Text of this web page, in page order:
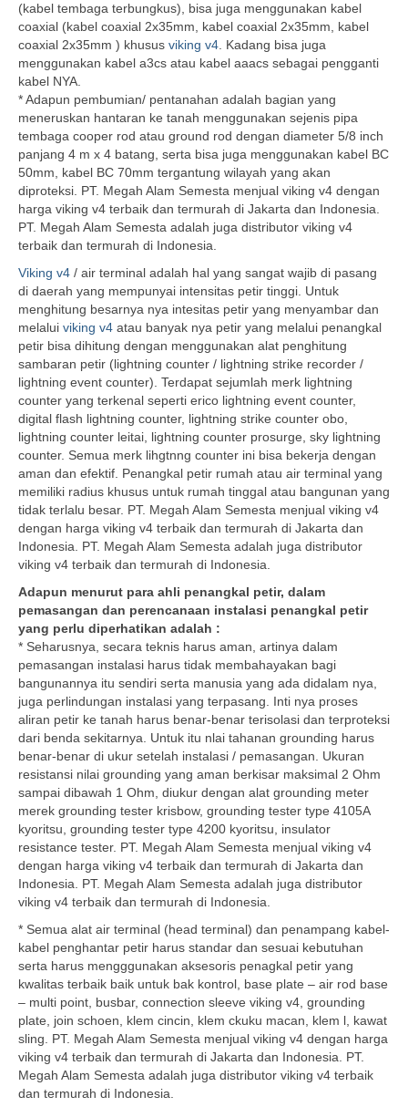
(kabel tembaga terbungkus), bisa juga menggunakan kabel
coaxial (kabel coaxial 2x35mm, kabel coaxial 2x35mm, kabel
coaxial 2x35mm ) khusus viking v4 . Kadang bisa juga
menggunakan kabel a3cs atau kabel aaacs sebagai pengganti
kabel NYA.
* Adapun pembumian/ pentanahan adalah bagian yang
meneruskan hantaran ke tanah menggunakan sejenis pipa
tembaga cooper rod atau ground rod dengan diameter 5/8 inch
panjang 4 m x 4 batang, serta bisa juga menggunakan kabel BC
50mm, kabel BC 70mm tergantung wilayah yang akan
diproteksi. PT. Megah Alam Semesta menjual viking v4 dengan
harga viking v4 terbaik dan termurah di Jakarta dan Indonesia.
PT. Megah Alam Semesta adalah juga distributor viking v4
terbaik dan termurah di Indonesia.
Viking v4 / air terminal adalah hal yang sangat wajib di pasang
di daerah yang mempunyai intensitas petir tinggi. Untuk
menghitung besarnya nya intesitas petir yang menyambar dan
melalui viking v4 atau banyak nya petir yang melalui penangkal
petir bisa dihitung dengan menggunakan alat penghitung
sambaran petir (lightning counter / lightning strike recorder /
lightning event counter). Terdapat sejumlah merk lightning
counter yang terkenal seperti erico lightning event counter,
digital flash lightning counter, lightning strike counter obo,
lightning counter leitai, lightning counter prosurge, sky lightning
counter. Semua merk lihgtnng counter ini bisa bekerja dengan
aman dan efektif. Penangkal petir rumah atau air terminal yang
memiliki radius khusus untuk rumah tinggal atau bangunan yang
tidak terlalu besar. PT. Megah Alam Semesta menjual viking v4
dengan harga viking v4 terbaik dan termurah di Jakarta dan
Indonesia. PT. Megah Alam Semesta adalah juga distributor
viking v4 terbaik dan termurah di Indonesia.
Adapun menurut para ahli penangkal petir, dalam
pemasangan dan perencanaan instalasi penangkal petir
yang perlu diperhatikan adalah :
* Seharusnya, secara teknis harus aman, artinya dalam
pemasangan instalasi harus tidak membahayakan bagi
bangunannya itu sendiri serta manusia yang ada didalam nya,
juga perlindungan instalasi yang terpasang. Inti nya proses
aliran petir ke tanah harus benar-benar terisolasi dan terproteksi
dari benda sekitarnya. Untuk itu nlai tahanan grounding harus
benar-benar di ukur setelah instalasi / pemasangan. Ukuran
resistansi nilai grounding yang aman berkisar maksimal 2 Ohm
sampai dibawah 1 Ohm, diukur dengan alat grounding meter
merek grounding tester krisbow, grounding tester type 4105A
kyoritsu, grounding tester type 4200 kyoritsu, insulator
resistance tester. PT. Megah Alam Semesta menjual viking v4
dengan harga viking v4 terbaik dan termurah di Jakarta dan
Indonesia. PT. Megah Alam Semesta adalah juga distributor
viking v4 terbaik dan termurah di Indonesia.
* Semua alat air terminal (head terminal) dan penampang kabel-
kabel penghantar petir harus standar dan sesuai kebutuhan
serta harus mengggunakan aksesoris penagkal petir yang
kwalitas terbaik baik untuk bak kontrol, base plate – air rod base
– multi point, busbar, connection sleeve viking v4, grounding
plate, join schoen, klem cincin, klem ckuku macan, klem l, kawat
sling. PT. Megah Alam Semesta menjual viking v4 dengan harga
viking v4 terbaik dan termurah di Jakarta dan Indonesia. PT.
Megah Alam Semesta adalah juga distributor viking v4 terbaik
dan termurah di Indonesia.